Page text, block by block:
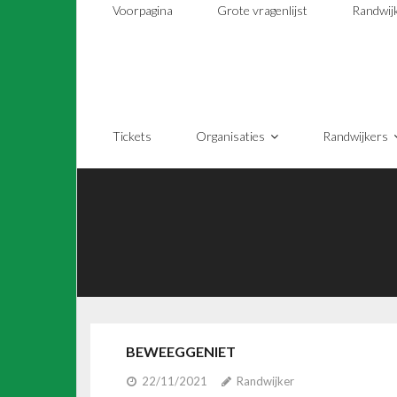
Voorpagina Grote vragenlijst
Tickets Organisaties Randwijkers
BEWEEGGENIET
22/11/2021 Randwijker